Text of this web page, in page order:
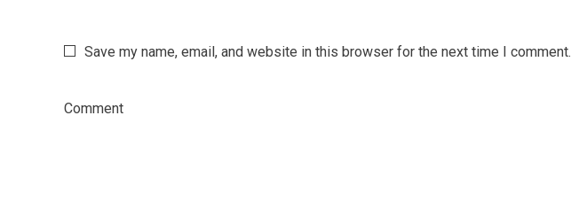
Save my name, email, and website in this browser for the next time I comment.
Comment